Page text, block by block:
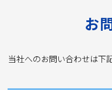
お
当社へのお問い合わせは下